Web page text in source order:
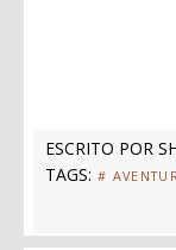
ESCRITO POR
TAGS: #